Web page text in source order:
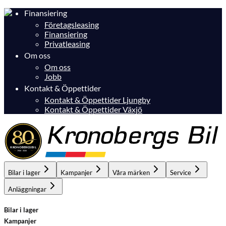
Finansiering
Företagsleasing
Finansiering
Privatleasing
Om oss
Om oss
Jobb
Kontakt & Öppettider
Kontakt & Öppettider Ljungby
Kontakt & Öppettider Växjö
Bilar i lager Kampanjer Våra märken Service
Anläggningar
Bilar i lager
Kampanjer